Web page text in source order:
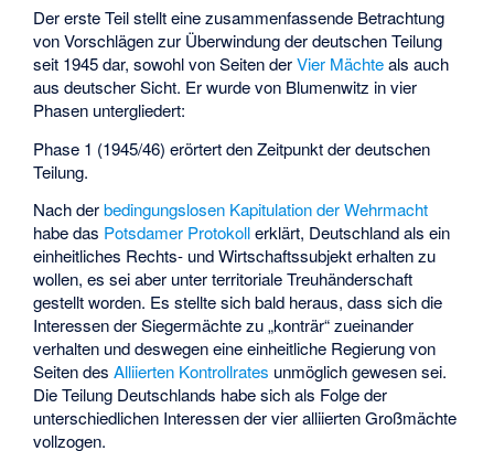
Der erste Teil stellt eine zusammenfassende Betrachtung
von Vorschlägen zur Überwindung der deutschen Teilung
seit 1945 dar, sowohl von Seiten derVier Mächteals auch
aus deutscher Sicht. Er wurde von Blumenwitz in vier
Phasen untergliedert:
Phase 1 (1945/46) erörtert den Zeitpunkt der deutschen
Teilung.
Nach derbedingungslosen Kapitulation der Wehrmacht
habe das Potsdamer Protokollerklärt, Deutschland als ein
einheitliches Rechts- und Wirtschaftssubjekt erhalten zu
wollen, es sei aber unter territoriale Treuhänderschaft
gestellt worden. Es stellte sich bald heraus, dass sich die
Interessen der Siegermächte zu „konträr“ zueinander
verhalten und deswegen eine einheitliche Regierung von
Seiten desAlliierten Kontrollrates unmöglich gewesen sei.
Die Teilung Deutschlands habe sich als Folge der
unterschiedlichen Interessen der vier alliierten Großmächte
vollzogen.